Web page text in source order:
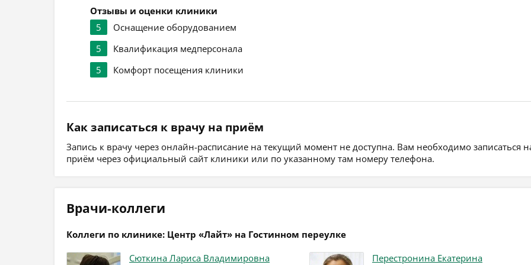
Отзывы и оценки клиники
5
Оснащение оборудованием
5
Квалификация медперсонала
5
Комфорт посещения клиники
Как записаться к врачу на приём
Запись к врачу через онлайн-расписание на текущий момент не доступна. Вам необходимо записаться
приём через официальный сайт клиники или по указанному там номеру телефона.
Врачи-коллеги
Коллеги по клинике: Центр «Лайт» на Гостинном переулке
Сюткина Лариса Владимировна
Перестронина Екатерина